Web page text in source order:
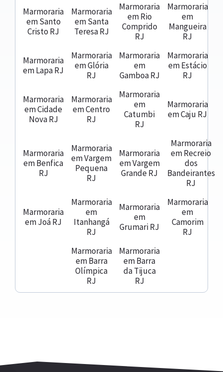
Marmoraria
em Santo
Cristo RJ
Marmoraria
em Santa
Teresa RJ
Marmoraria
em Rio
Comprido
RJ
Marmoraria
em
Mangueira
RJ
Marmoraria
em Lapa RJ
Marmoraria
em Glória
RJ
Marmoraria
em
Gamboa RJ
Marmoraria
em Estácio
RJ
Marmoraria
em Cidade
Nova RJ
Marmoraria
em Centro
RJ
Marmoraria
em
Catumbi
RJ
Marmoraria
em Caju RJ
Marmoraria
em Benfica
RJ
Marmoraria
em Vargem
Pequena
RJ
Marmoraria
em Vargem
Grande RJ
Marmoraria
em Recreio
dos
Bandeirantes
RJ
Marmoraria
em Joá RJ
Marmoraria
em
Itanhangá
RJ
Marmoraria
em
Grumari RJ
Marmoraria
em
Camorim
RJ
Marmoraria
em Barra
Olímpica
RJ
Marmoraria
em Barra
da Tijuca
RJ